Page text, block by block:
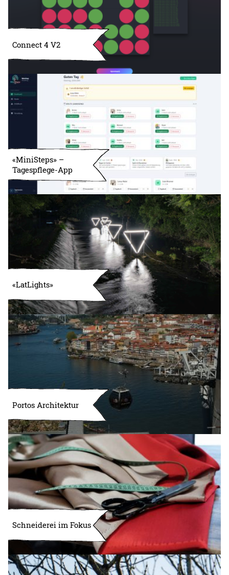
Connect 4 V2
«MiniSteps» –
Tagespflege-App
«LatLights»
Portos Architektur
Schneiderei im Fokus